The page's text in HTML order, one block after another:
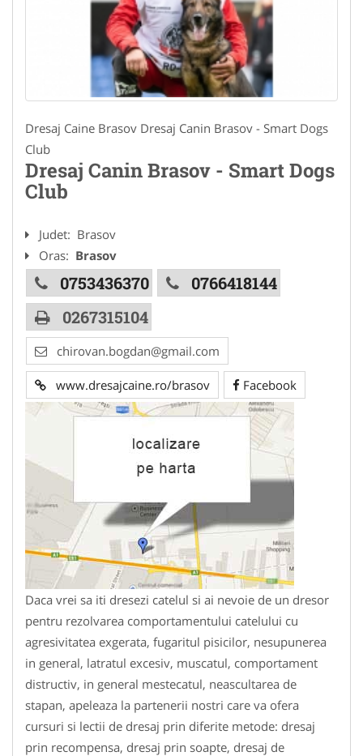
Dresaj Caine Brasov Dresaj Canin Brasov - Smart Dogs
Club
Dresaj Canin Brasov - Smart Dogs
Club
Judet: Brasov
Oras: Brasov
0753436370
0766418144
0267315104
chirovan.bogdan@gmail.com
www.dresajcaine.ro/brasov Facebook
Daca vrei sa iti dresezi catelul si ai nevoie de un dresor
pentru rezolvarea comportamentului catelului cu
agresivitatea exgerata, fugaritul pisicilor, nesupunerea
in general, latratul excesiv, muscatul, comportament
distructiv, in general mestecatul, neascultarea de
stapan, apeleaza la partenerii nostri care va ofera
cursuri si lectii de dresaj prin diferite metode: dresaj
prin recompensa, dresaj prin soapte, dresaj de